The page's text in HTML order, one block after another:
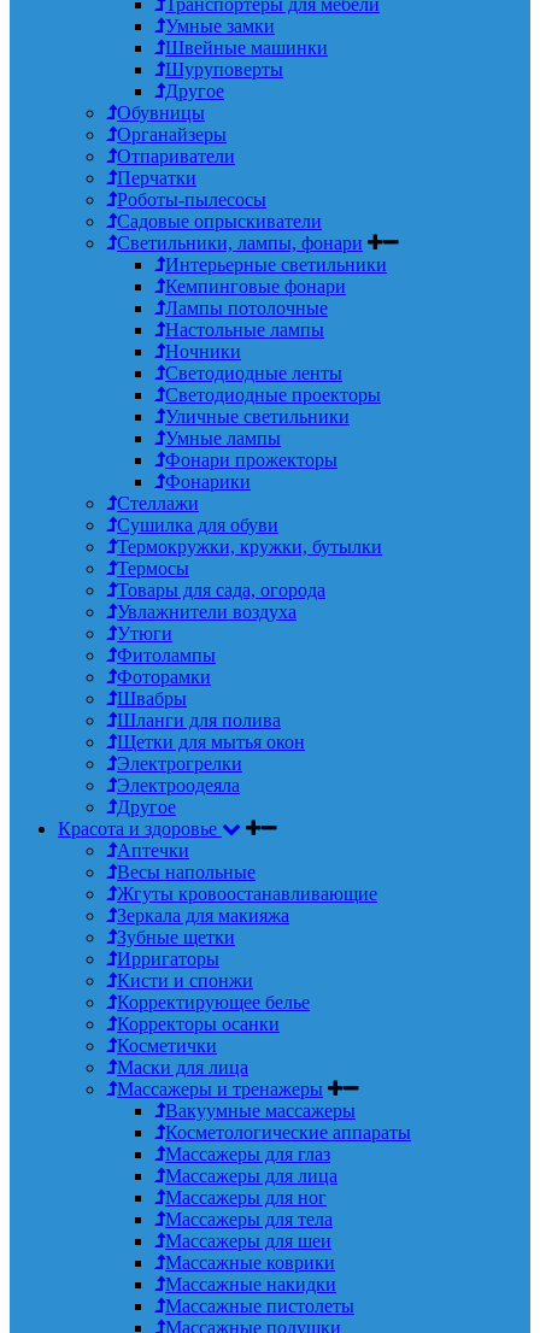
Умные замки
Швейные машинки
Шуруповерты
Другое
Обувницы
Органайзеры
Отпариватели
Перчатки
Роботы-пылесосы
Садовые опрыскиватели
Светильники, лампы, фонари
Интерьерные светильники
Кемпинговые фонари
Лампы потолочные
Настольные лампы
Ночники
Светодиодные ленты
Светодиодные проекторы
Уличные светильники
Умные лампы
Фонари прожекторы
Фонарики
Стеллажи
Сушилка для обуви
Термокружки, кружки, бутылки
Термосы
Товары для сада, огорода
Увлажнители воздуха
Утюги
Фитолампы
Фоторамки
Швабры
Шланги для полива
Щетки для мытья окон
Электрогрелки
Электроодеяла
Другое
Красота и здоровье
Аптечки
Весы напольные
Жгуты кровоостанавливающие
Зеркала для макияжа
Зубные щетки
Ирригаторы
Кисти и спонжи
Корректирующее белье
Корректоры осанки
Косметички
Маски для лица
Массажеры и тренажеры
Вакуумные массажеры
Косметологические аппараты
Массажеры для глаз
Массажеры для лица
Массажеры для ног
Массажеры для тела
Массажеры для шеи
Массажные коврики
Массажные накидки
Массажные пистолеты
Массажные подушки